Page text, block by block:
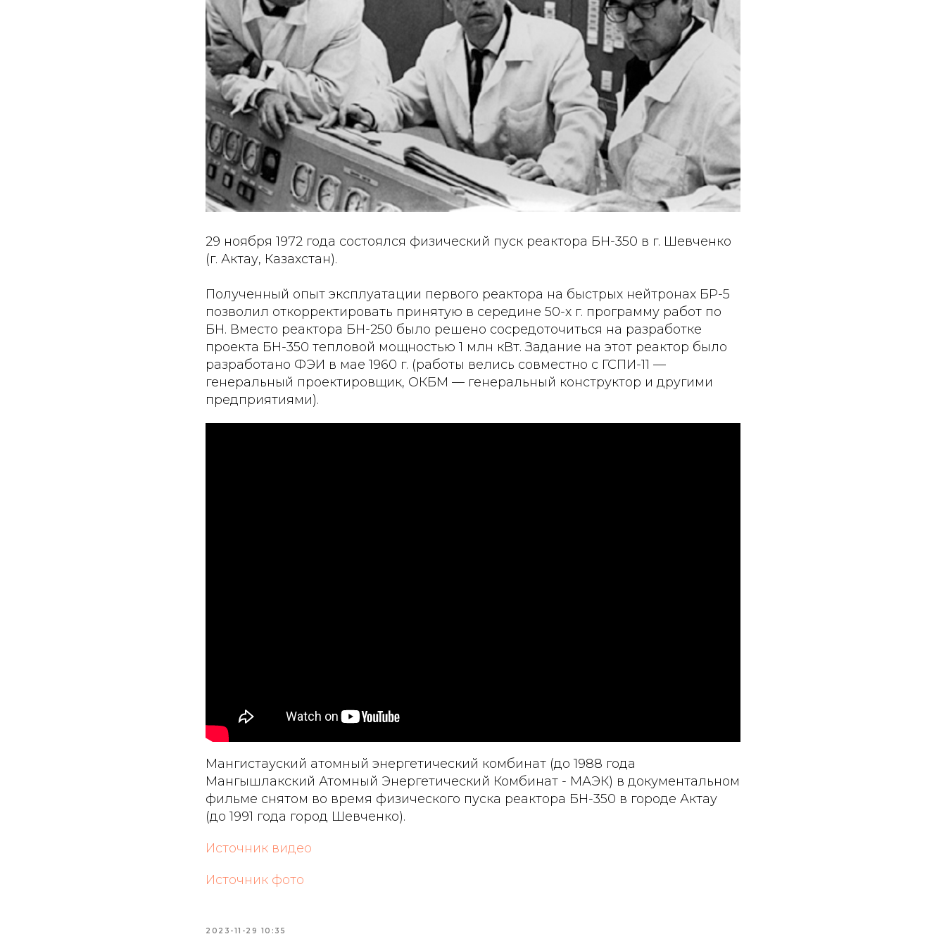
29 ноября 1972 года состоялся физический пуск реактора БН-350 в г. Шевченко
(г. Актау, Казахстан).
Полученный опыт эксплуатации первого реактора на быстрых нейтронах БР-5
позволил откорректировать принятую в середине 50-х г. программу работ по
БН. Вместо реактора БН-250 было решено сосредоточиться на разработке
проекта БН-350 тепловой мощностью 1 млн кВт. Задание на этот реактор было
разработано ФЭИ в мае 1960 г. (работы велись совместно с ГСПИ-11 —
генеральный проектировщик, ОКБМ — генеральный конструктор и другими
предприятиями).
Мангистауский атомный энергетический комбинат (до 1988 года
Мангышлакский Атомный Энергетический Комбинат - МАЭК) в документальном
фильме снятом во время физического пуска реактора БН-350 в городе Актау
(до 1991 года город Шевченко).
Источник видео
Источник фото
2023-11-29 10:35